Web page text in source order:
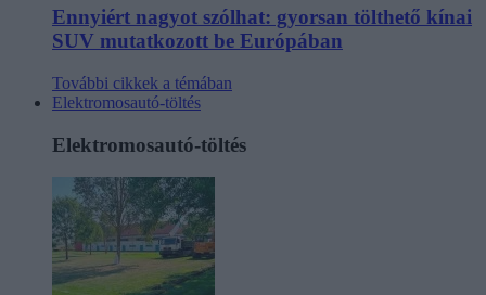
Ennyiért nagyot szólhat: gyorsan tölthető kínai
SUV mutatkozott be Európában
További cikkek a témában
Elektromosautó-töltés
Elektromosautó-töltés